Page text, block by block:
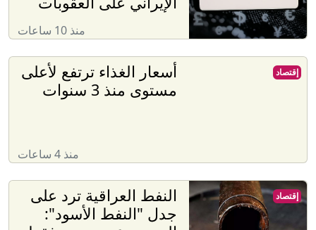
منذ 10 ساعات
أسعار الغذاء ترتفع لأعلى
مستوى منذ 3 سنوات
منذ 4 ساعات
إقتصاد
النفط العراقية ترد على
جدل "النفط الأسود":
إقتصاد